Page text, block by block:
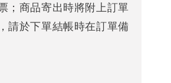
；商品寄出時將附上訂單
請於下單結帳時在訂單備